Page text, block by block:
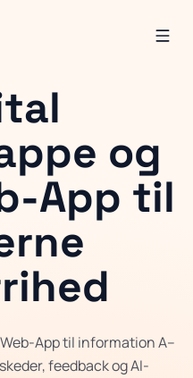
og
App til
App til information A–
feedback og AI-